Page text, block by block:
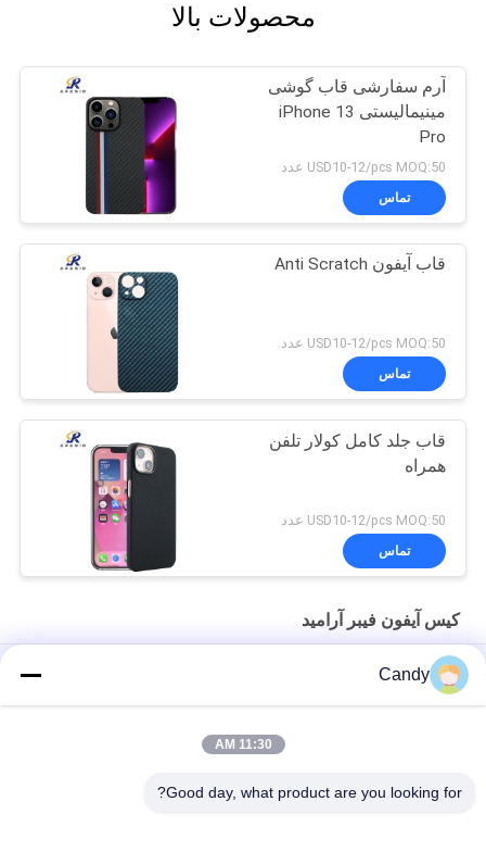
محصولات بالا
آرم سفارشی قاب گوشی
مینیمالیستی iPhone 13
Pro
USD10-12/pcs MOQ:50 عدد
تماس
قاب آیفون Anti Scratch
USD10-12/pcs MOQ:50 عدد
تماس
قاب جلد کامل کولار تلفن
همراه
USD10-12/pcs MOQ:50 عدد
تماس
کیس آیفون فیبر آرامید
پوشش تلفن همراه فیبر کربن آرامید 1500D برای آیفون 17 پرو مکس
قاب موبایل فیبر کربن آرامید ممتاز با فریم فلزی برای آیفون 17 پرو
Candy
11:30 AM
Good day, what product are you looking for?